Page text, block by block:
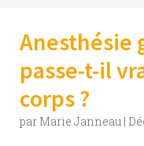
Anesthésie
passe-t-il
corps ?
par Marie Janneau |